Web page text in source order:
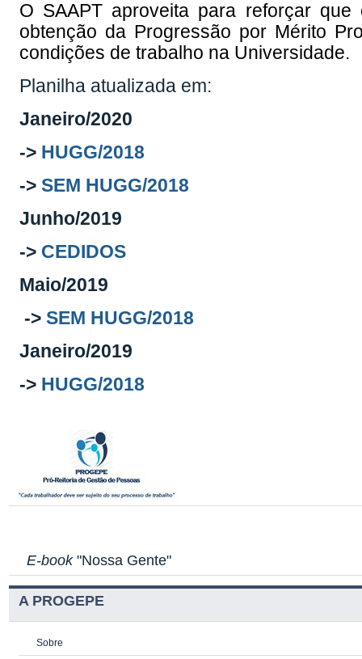
O SAAPT aproveita para reforçar
obtenção da Progressão por Mérito
condições de trabalho na Universidade.
Planilha atualizada em:
Janeiro/2020
-> HUGG/2018
->SEM HUGG/2018
Junho/2019
-> CEDIDOS
Maio/2019
->SEM HUGG/2018
Janeiro/2019
-> HUGG/2018
E-book"Nossa Gente"
A PROGEPE
Sobre